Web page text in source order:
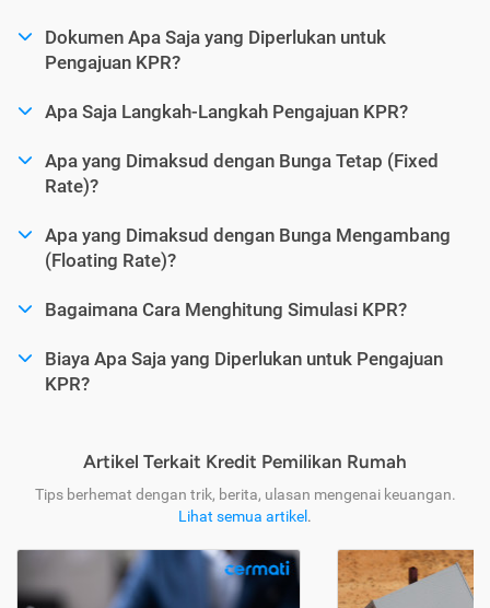
Dokumen Apa Saja yang Diperlukan untuk
Pengajuan KPR?
Apa Saja Langkah-Langkah Pengajuan KPR?
Apa yang Dimaksud dengan Bunga Tetap (Fixed
Rate)?
Apa yang Dimaksud dengan Bunga Mengambang
(Floating Rate)?
Bagaimana Cara Menghitung Simulasi KPR?
Biaya Apa Saja yang Diperlukan untuk Pengajuan
KPR?
Artikel Terkait Kredit Pemilikan Rumah
Tips berhemat dengan trik, berita, ulasan mengenai keuangan.
Lihat semua artikel .